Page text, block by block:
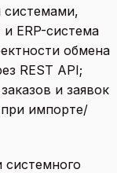
ERP-система
обмена
REST API;
и заявок
импорте/